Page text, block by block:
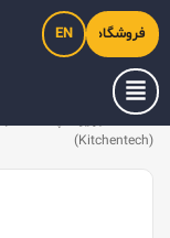
فروشگاه اینترنتی کیت‌لاین
EN
خانه
(Kitchentech)